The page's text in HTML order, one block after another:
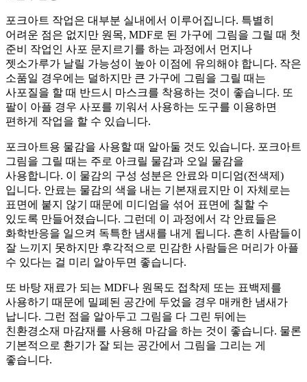
포크아트 작업은 대부분 실내에서 이루어집니다. 특별히
어려운 점은 없지만 원목, MDF로 된 가구에 그림을 그릴 때 첫
준비 작업인 사포 문지르기를 하는 과정에서 먼지나
젯소가루가 날릴 가능성이 높아 이점에 유의해야 합니다. 작은
소품일 경우에는 덜하지만 큰 가구에 그림을 그릴 때는
사포질을 할 때 반드시 마스크를 착용하는 것이 좋습니다. 또
팔이 아플 경우 사포를 끼워서 사용하는 도구를 이용하면
편하게 작업을 할 수 있습니다.
포크아트용 물감을 사용할 때 알아둘 것도 있습니다. 포크아트
그림을 그릴 때는 주로 아크릴 물감과 오일 물감을
사용합니다. 이 물감의 구성 성분은 안료와 미디엄(전색제)
입니다. 안료는 물감의 색을 내는 기본재료지만 이 자체로는
표면에 붙지 않기 때문에 미디엄을 섞어 표면에 칠할 수
있도록 만들어졌습니다. 그런데 이 과정에서 각 안료들은
화학반응을 일으켜 독특한 냄새를 내게 됩니다. 흔히 사람들이
잘 느끼지 못하지만 후각적으로 민감한 사람들은 머리가 아플
수 있다는 걸 미리 알아두면 좋습니다.
또 바탕 재료가 되는 MDF나 원목도 접착제 또는 표백제를
사용하기 때문에 밀폐된 공간에 두었을 경우 매캐한 냄새가
납니다. 그런 점을 알아두고 그림을 다 그린 뒤에는
친환경소재 마감재를 사용해 마감을 하는 것이 좋습니다. 물론
기본적으로 환기가 잘 되는 공간에서 그림을 그리는 게
좋습니다.